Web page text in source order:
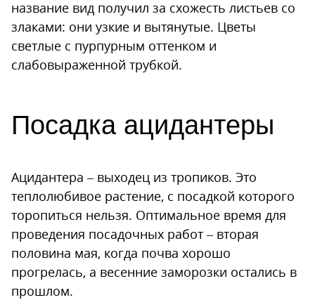
название вид получил за схожесть листьев со
злаками: они узкие и вытянутые. Цветы
светлые с пурпурным оттенком и
слабовыраженной трубкой.
Посадка ацидантеры
Ацидантера – выходец из тропиков. Это
теплолюбивое растение, с посадкой которого
торопиться нельзя. Оптимальное время для
проведения посадочных работ – вторая
половина мая, когда почва хорошо
прогрелась, а весенние заморозки остались в
прошлом.